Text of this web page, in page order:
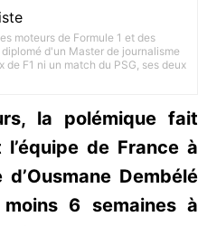
moteurs de Formule 1 et des
d'un Master de journalisme
de F1 ni un match du PSG, ses deux
la polémique fait
de France à
Dembélé
6 semaines à